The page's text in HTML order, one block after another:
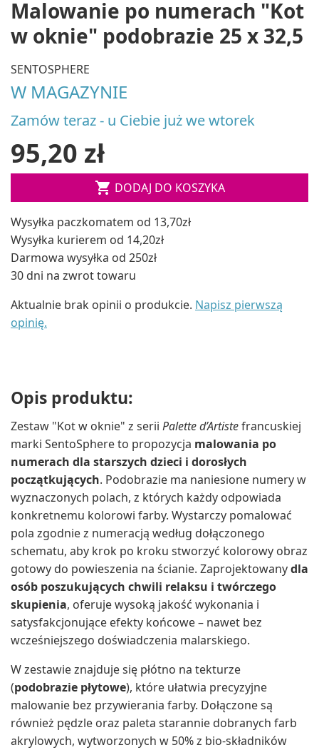
Malowanie po numerach "Kot
w oknie" podobrazie 25 x 32,5
SENTOSPHERE
W MAGAZYNIE
Zamów teraz - u Ciebie już we wtorek
95,20 zł
 DODAJ DO KOSZYKA
Wysyłka paczkomatem od 13,70zł
Wysyłka kurierem od 14,20zł
Darmowa wysyłka od 250zł
30 dni na zwrot towaru
Aktualnie brak opinii o produkcie. Napisz pierwszą
opinię.
Opis produktu:
Zestaw "Kot w oknie" z serii Palette d’Artistefrancuskiej
marki SentoSphere to propozycja malowania po
numerach dla starszych dzieci i dorosłych
początkujących. Podobrazie ma naniesione numery w
wyznaczonych polach, z których każdy odpowiada
konkretnemu kolorowi farby. Wystarczy pomalować
pola zgodnie z numeracją według dołączonego
schematu, aby krok po kroku stworzyć kolorowy obraz
gotowy do powieszenia na ścianie. Zaprojektowanydla
osób poszukujących chwili relaksu i twórczego
skupienia, oferuje wysoką jakość wykonania i
satysfakcjonujące efekty końcowe – nawet bez
wcześniejszego doświadczenia malarskiego.
W zestawie znajduje się płótno na tekturze
(podobrazie płytowe), które ułatwia precyzyjne
malowanie bez przywierania farby. Dołączone są
również pędzle oraz paleta starannie dobranych farb
akrylowych, wytworzonych w 50% z bio-składników